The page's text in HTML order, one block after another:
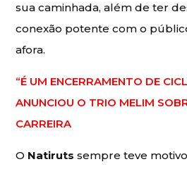
sua caminhada, além de ter
conexão potente com o
afora.
“É UM ENCERRAMENTO DE
ANUNCIOU O TRIO MELIM
CARREIRA
O Natiruts sempre teve